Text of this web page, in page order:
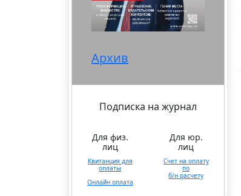
Архив
Подписка на журнал
Для физ.
лиц
Квитанция для
оплаты
Онлайн оплата
Для юр.
лиц
Счет на оплату
по
б/н расчету